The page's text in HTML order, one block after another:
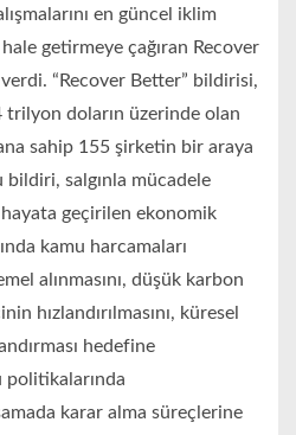
en güncel iklim
getirmeye çağıran Recover
“Recover Better” bildirisi,
doların üzerinde olan
sahip 155 şirketin bir araya
bildiri, salgınla mücadele
geçirilen ekonomik
kamu harcamaları
alınmasını, düşük karbon
hızlandırılmasını, küresel
hedefine
politikalarında
karar alma süreçlerine